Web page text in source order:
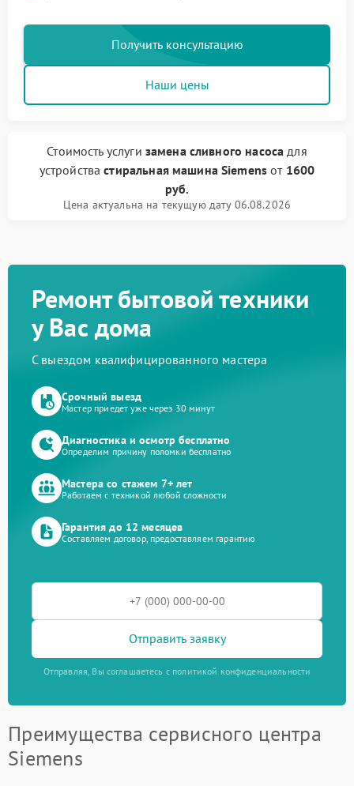
Получить консультацию
Наши цены
Стоимость услуги замена сливного насоса для
устройствастиральная машина Siemens от 1600
руб.
Цена актуальна на текущую дату 06.08.2026
Ремонт бытовой техники
у Вас дома
С выездом квалифицированного мастера
Срочный выезд
Мастер приедет уже через 30 минут
Диагностика и осмотр бесплатно
Определим причину поломки бесплатно
Мастера со стажем 7+ лет
Работаем с техникой любой сложности
Гарантия до 12 месяцев
Составляем договор, предоставляем гарантию
Отправить заявку
Отправляя, Вы соглашаетесь с политикой конфиденциальности
Преимущества сервисного центра
Siemens